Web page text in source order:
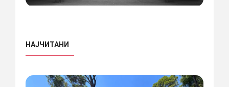
НАЈЧИТАНИ